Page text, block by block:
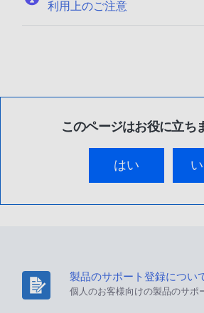
利用上のご注意
このページはお役に立ち
はい
製品のサポート登録につい
個人のお客様向けの製品のサポ